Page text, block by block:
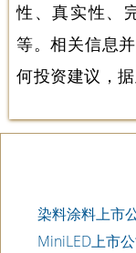
性、真实性、
等。相关信息
何投资建议，
染料涂料上市
MiniLED上市